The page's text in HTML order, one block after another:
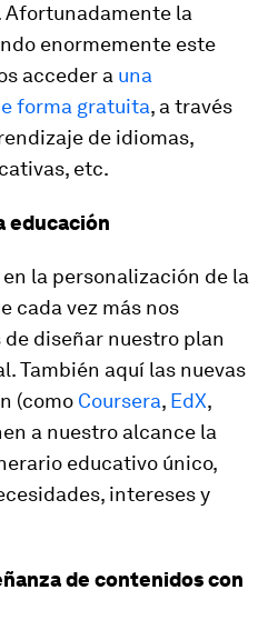
Afortunadamente la
enormemente este
acceder a una
forma gratuita, a través
de idiomas,
etc.
educación
la personalización de la
cada vez más nos
diseñar nuestro plan
También aquí las nuevas
(como Coursera, EdX,
a nuestro alcance la
educativo único,
intereses y
de contenidos con